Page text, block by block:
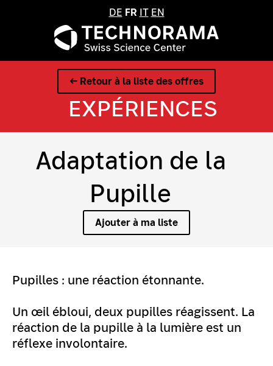
DE FR IT EN
← Retour à la liste des offres
EXPÉRIENCES
Adaptation de la
Pupille
Ajouter à ma liste
Pupilles : une réaction étonnante.
Un œil ébloui, deux pupilles réagissent. La
réaction de la pupille à la lumière est un
réflexe involontaire.